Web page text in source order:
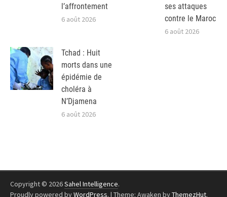
l’affrontement
6 août 2026
ses attaques
contre le Maroc
6 août 2026
Tchad : Huit
morts dans une
épidémie de
choléra à
N’Djamena
6 août 2026
Copyright © 2026Sahel Intelligence.
Proudly powered byWordPress. | Theme: Awaken byThemezHut.